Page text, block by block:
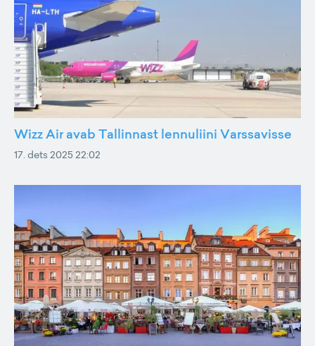
Wizz Air avab Tallinnast lennuliini Varssavisse
17. dets 2025 22:02